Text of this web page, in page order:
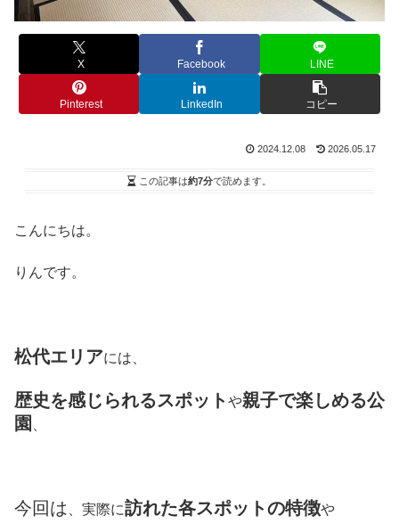
X Facebook LINE
Pinterest LinkedIn コピー
2024.12.08 2026.05.17
この記事は約7分で読めます。
こんにちは。
りんです。
松代エリアには、
歴史を感じられるスポット や親子で楽しめる公
園
今回は 、実際に訪れた各スポットの特徴や